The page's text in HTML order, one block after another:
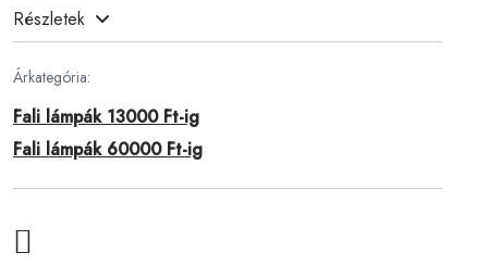
Részletek
Árkategória:
Fali lámpák 13000 Ft-ig
Fali lámpák 60000 Ft-ig